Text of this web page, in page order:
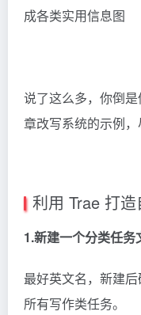
成各类实用信息图
说了这么多，你倒
章改写系统的示例，
利用 Trae 打
1.新建一个分类任务
最好英文名，新建
所有写作类任务。